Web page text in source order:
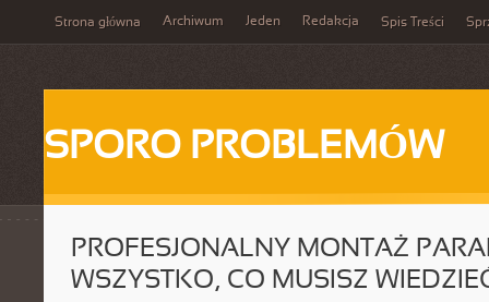
Strona główna Archiwum Jeden Redakcja Spis Treści
SPORO PROBLEMÓW
PROFESJONALNY MONTAŻ
WSZYSTKO, CO MUSISZ